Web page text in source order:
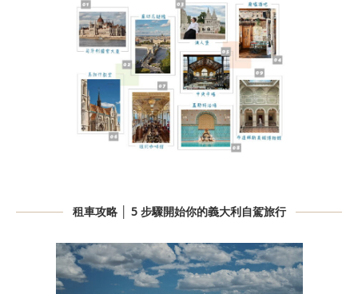
租車攻略 │ 5 步驟開始你的義大利自駕旅行